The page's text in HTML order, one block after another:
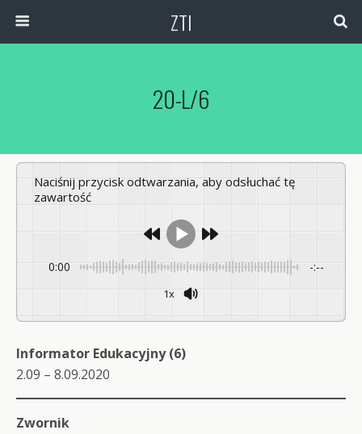
ZTI
20-L/6
Naciśnij przycisk odtwarzania, aby odsłuchać tę
zawartość
0:00 -:--
1x
Informator Edukacyjny (6)
2.09 – 8.09.2020
Zwornik